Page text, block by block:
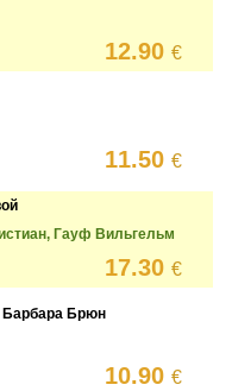
12.90€
11.50€
Гауф Вильгельм
17.30€
Барбара Брюн
10.90€